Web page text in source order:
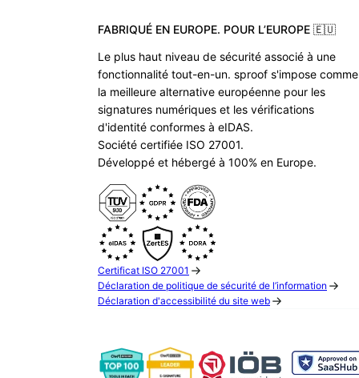
FABRIQUÉ EN EUROPE. POUR L’EUROPE 🇪🇺
Le plus haut niveau de sécurité associé à une
fonctionnalité tout-en-un. sproof s'impose comme
la meilleure alternative européenne pour les
signatures numériques et les vérifications
d'identité conformes à eIDAS.
Société certifiée ISO 27001.
Développé et hébergé à 100% en Europe.
Certificat ISO 27001
Déclaration de politique de sécurité de l’information
Déclaration d'accessibilité du site web